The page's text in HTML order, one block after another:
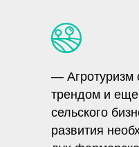
— Агротуризм
трендом и еще
сельского
развития